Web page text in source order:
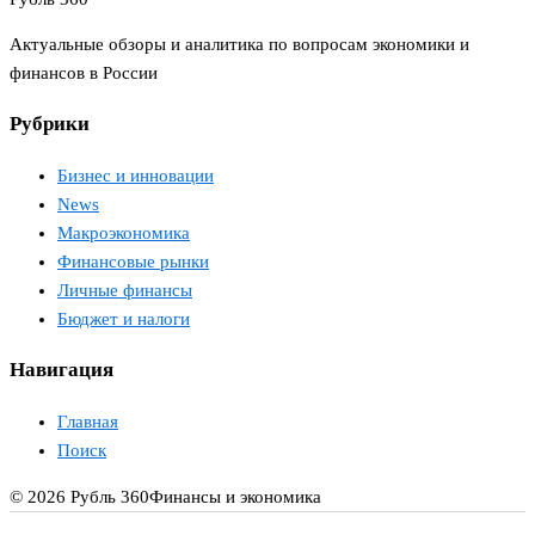
Актуальные обзоры и аналитика по вопросам экономики и
финансов в России
Рубрики
Бизнес и инновации
News
Макроэкономика
Финансовые рынки
Личные финансы
Бюджет и налоги
Навигация
Главная
Поиск
© 2026 Рубль 360Финансы и экономика